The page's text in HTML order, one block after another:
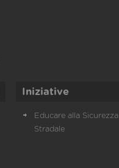
Iniziative
Educare alla Sicurezza
Stradale